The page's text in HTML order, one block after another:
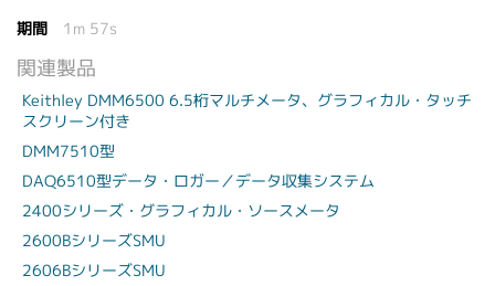
期間 1m 57s
関連製品
Keithley DMM6500 6.5桁マルチメータ、グラフィカル・タッチ
スクリーン付き
DMM7510型
DAQ6510型データ・ロガー／データ収集システム
2400シリーズ・グラフィカル・ソースメータ
2600BシリーズSMU
2606BシリーズSMU